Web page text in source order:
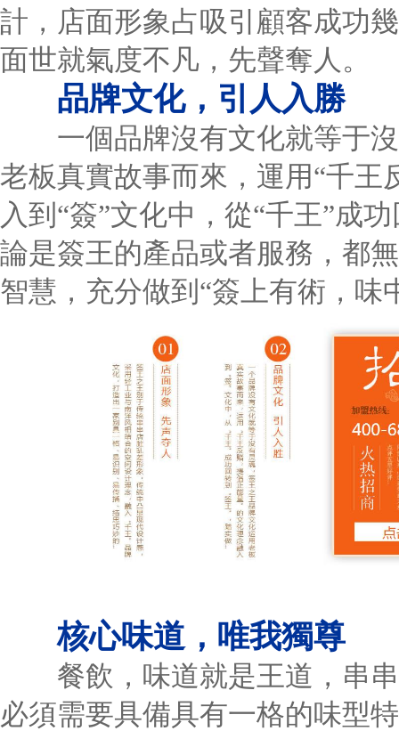
計，店面形象占吸引顧客成功
面世就氣度不凡，先聲奪人。
品牌文化，引人入勝
一個品牌沒有文化就等于沒
老板真實故事而來，運用“千王
入到“簽”文化中，從“千王”成
論是簽王的產品或者服務，都
智慧，充分做到“簽上有術，味
核心味道，唯我獨尊
餐飲，味道就是王道，串串
必須需要具備具有一格的味型